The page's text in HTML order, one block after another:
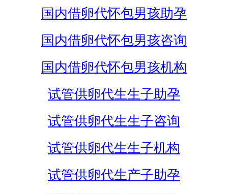
国内借卵代怀包男孩助孕
国内借卵代怀包男孩咨询
国内借卵代怀包男孩机构
试管供卵代生生子助孕
试管供卵代生生子咨询
试管供卵代生生子机构
试管供卵代生产子助孕